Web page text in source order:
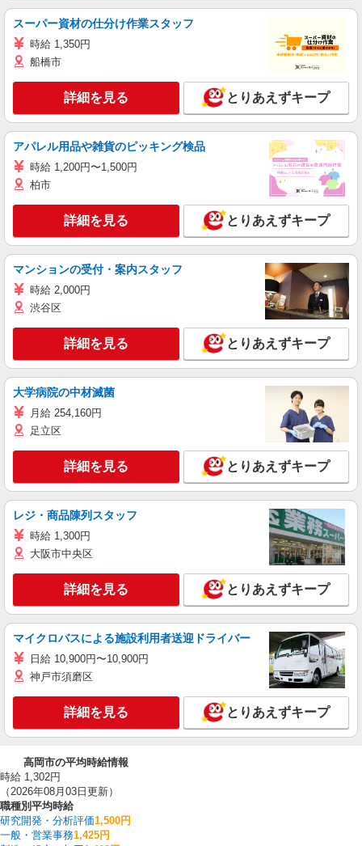
スーパー資材の仕分け作業スタッフ
時給 1,350円
船橋市
詳細を見る とりあえずキープ
アパレル用品や雑貨のピッキング検品
時給 1,200円〜1,500円
柏市
詳細を見る とりあえずキープ
マンションの受付・案内スタッフ
時給 2,000円
渋谷区
詳細を見る とりあえずキープ
大学病院の中材滅菌
月給 254,160円
足立区
詳細を見る とりあえずキープ
レジ・商品陳列スタッフ
時給 1,300円
大阪市中央区
詳細を見る とりあえずキープ
マイクロバスによる施設利用者送迎ドライバー
日給 10,900円〜10,900円
神戸市須磨区
詳細を見る とりあえずキープ
高岡市の平均時給情報
時給 1,302円
（2026年08月03日更新）
職種別平均時給
研究開発・分析評価1,500円
一般・営業事務1,425円